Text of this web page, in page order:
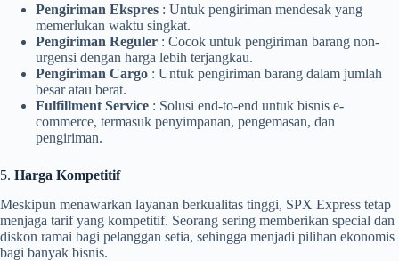
Pengiriman Ekspres : Untuk pengiriman mendesak yang
memerlukan waktu singkat.
Pengiriman Reguler : Cocok untuk pengiriman barang non-
urgensi dengan harga lebih terjangkau.
Pengiriman Cargo : Untuk pengiriman barang dalam jumlah
besar atau berat.
Fulfillment Service : Solusi end-to-end untuk bisnis e-
commerce, termasuk penyimpanan, pengemasan, dan
pengiriman.
5. Harga Kompetitif
Meskipun menawarkan layanan berkualitas tinggi, SPX Express tetap
menjaga tarif yang kompetitif. Seorang sering memberikan special dan
diskon ramai bagi pelanggan setia, sehingga menjadi pilihan ekonomis
bagi banyak bisnis.